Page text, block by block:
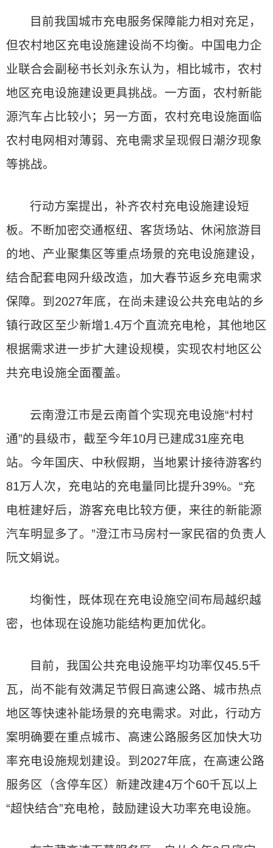
目前我国城市充电服务保障能力相对充足，
但农村地区充电设施建设尚不均衡。中国电力企
业联合会副秘书长刘永东认为，相比城市，农村
地区充电设施建设更具挑战。一方面，农村新能
源汽车占比较小；另一方面，农村充电设施面临
农村电网相对薄弱、充电需求呈现假日潮汐现象
等挑战。
行动方案提出，补齐农村充电设施建设短
板。不断加密交通枢纽、客货场站、休闲旅游目
的地、产业聚集区等重点场景的充电设施建设，
结合配套电网升级改造，加大春节返乡充电需求
保障。到2027年底，在尚未建设公共充电站的乡
镇行政区至少新增1.4万个直流充电枪，其他地区
根据需求进一步扩大建设规模，实现农村地区公
共充电设施全面覆盖。
云南澄江市是云南首个实现充电设施“村村
通”的县级市，截至今年10月已建成31座充电
站。今年国庆、中秋假期，当地累计接待游客约
81万人次，充电站的充电量同比提升39%。“充
电桩建好后，游客充电比较方便，来往的新能源
汽车明显多了。”澄江市马房村一家民宿的负责人
阮文娟说。
均衡性，既体现在充电设施空间布局越织越
密，也体现在设施功能结构更加优化。
目前，我国公共充电设施平均功率仅45.5千
瓦，尚不能有效满足节假日高速公路、城市热点
地区等快速补能场景的充电需求。对此，行动方
案明确要在重点城市、高速公路服务区加快大功
率充电设施规划建设。到2027年底，在高速公路
服务区（含停车区）新建改建4万个60千瓦以上
“超快结合”充电枪，鼓励建设大功率充电设施。